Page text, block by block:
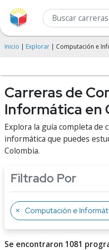
Inicio | Explorar | Computación e
Carreras de
Informática en
Explora la guía completa de
informática que puedes
Colombia.
Filtrado Por
Computación e
Se encontraron 1081